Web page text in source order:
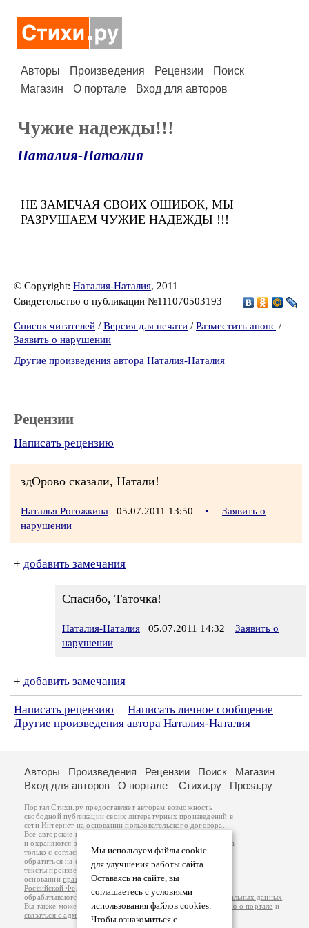
Авторы Произведения Рецензии
Поиск
Магазин
О портале Вход для авторов
Чужие надежды!!!
Наталия-Наталия
НЕ ЗАМЕЧАЯ СВОИХ ОШИБОК, МЫ
РАЗРУШАЕМ ЧУЖИЕ НАДЕЖДЫ !!!
© Copyright: Наталия-Наталия, 2011
Свидетельство о публикации №111070503193
Список читателей / Версия для печати / Разместить анонс /
Заявить о нарушении
Другие произведения автора Наталия-Наталия
Рецензии
Написать рецензию
здОрово сказали, Натали!
Наталья Рогожкина 05.07.2011 13:50 •
Заявить о
нарушении
+ добавить замечания
Спасибо, Таточка!
Наталия-Наталия 05.07.2011 14:32
Заявить о
нарушении
+ добавить замечания
Написать рецензию
Написать личное сообщение
Другие произведения автора Наталия-Наталия
Мы используем файлы cookie
для улучшения работы сайта.
Оставаясь на сайте, вы
соглашаетесь с условиями
использования файлов cookies.
Чтобы ознакомиться с
Авторы Произведения Рецензии Поиск
Магазин
Вход для авторов
О портале Стихи.ру Проза.ру
Портал Стихи.ру предоставляет авторам возможность
свободной публикации своих литературных произведений в
сети Интернет на основаниипользовательского договора
Все авторские права на произведения принадлежат авторам
и охраняются законом
. Перепечатка произведений возможна
только с согласия его автора, к которому вы можете
обратиться на его авторской странице. Ответственность за
тексты произведений авторы несут самостоятельно на
основанииправил публикацииизаконодательства
Российской Федерации
обрабатываются на основанииПолитики обработки персональных данных
Вы также можете посмотреть более подробнуюинформацию о портале и
связаться с администрацией